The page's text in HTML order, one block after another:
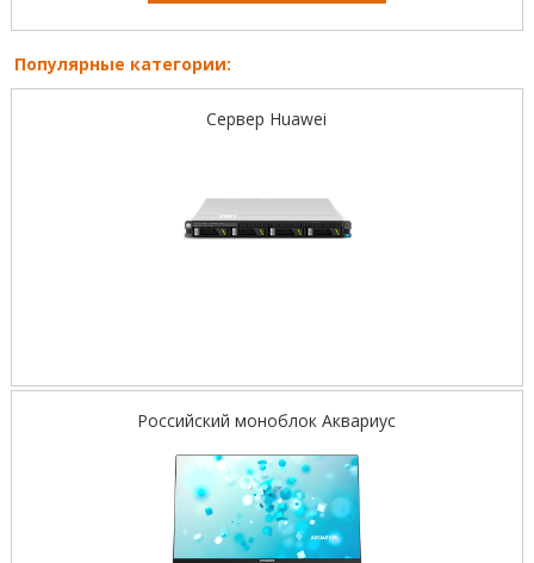
Популярные категории:
Сервер Huawei
Российский моноблок Аквариус